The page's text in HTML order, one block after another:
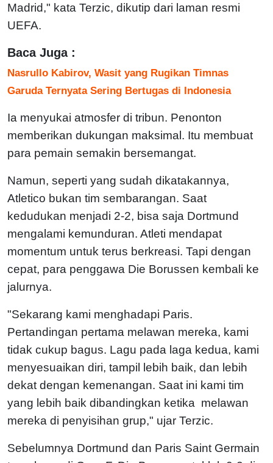
Madrid," kata Terzic, dikutip dari laman resmi
UEFA.
Baca Juga :
Nasrullo Kabirov, Wasit yang Rugikan Timnas
Garuda Ternyata Sering Bertugas di Indonesia
Ia menyukai atmosfer di tribun. Penonton
memberikan dukungan maksimal. Itu membuat
para pemain semakin bersemangat.
Namun, seperti yang sudah dikatakannya,
Atletico bukan tim sembarangan. Saat
kedudukan menjadi 2-2, bisa saja Dortmund
mengalami kemunduran. Atleti mendapat
momentum untuk terus berkreasi. Tapi dengan
cepat, para penggawa Die Borussen kembali ke
jalurnya.
"Sekarang kami menghadapi Paris.
Pertandingan pertama melawan mereka, kami
tidak cukup bagus. Lagu pada laga kedua, kami
menyesuaikan diri, tampil lebih baik, dan lebih
dekat dengan kemenangan. Saat ini kami tim
yang lebih baik dibandingkan ketika melawan
mereka di penyisihan grup," ujar Terzic.
Sebelumnya Dortmund dan Paris Saint Germain